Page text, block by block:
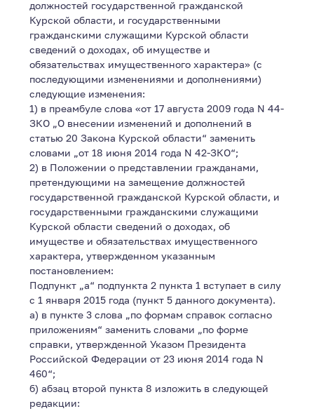
должностей государственной гражданской
Курской области, и государственными
гражданскими служащими Курской области
сведений о доходах, об имуществе и
обязательствах имущественного характера» (с
последующими изменениями и дополнениями)
следующие изменения:
1) в преамбуле слова «от 17 августа 2009 года N 44-
ЗКО „О внесении изменений и дополнений в
статью 20 Закона Курской области“ заменить
словами „от 18 июня 2014 года N 42-ЗКО“;
2) в Положении о представлении гражданами,
претендующими на замещение должностей
государственной гражданской Курской области, и
государственными гражданскими служащими
Курской области сведений о доходах, об
имуществе и обязательствах имущественного
характера, утвержденном указанным
постановлением:
Подпункт „а“ подпункта 2 пункта 1 вступает в силу
с 1 января 2015 года (пункт 5 данного документа).
а) в пункте 3 слова „по формам справок согласно
приложениям“ заменить словами „по форме
справки, утвержденной Указом Президента
Российской Федерации от 23 июня 2014 года N
460“;
б) абзац второй пункта 8 изложить в следующей
редакции: